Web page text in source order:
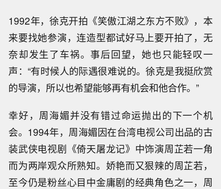
1992年，徐克开拍《笑傲江湖之东方不败》，本
来要找她参演，连造型都试好马上要开拍了，无
奈却发生了车祸。事后回望，她也只能轻叹一
声：“有时候人的际遇很难说的。徐克是我挺欣赏
的导演，所以也希望能够再有机会和他合作。”
幸好，周海媚并没有错过命运抛出的下一个机
会。1994年，周海媚因在台湾电视公司出品的古
装武侠电视剧《倚天屠龙记》中饰演周芷若一角
而为两岸观众所熟知。娇艳而又狠辣的周芷若，
至今仍是粉丝心目中金庸剧的经典角色之一，周